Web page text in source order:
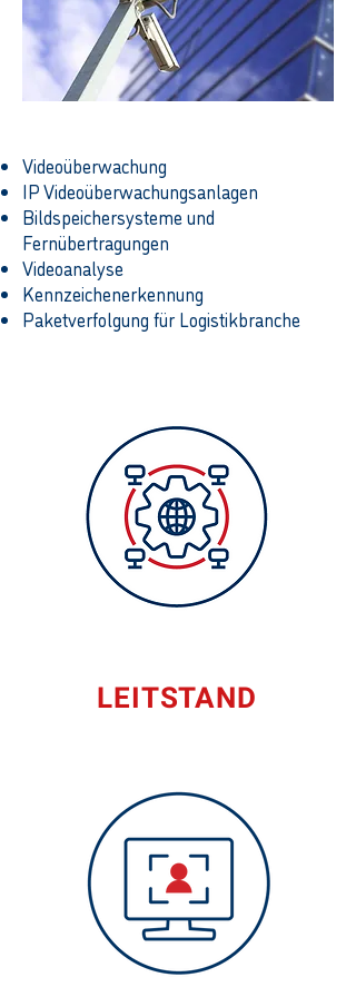
Videoüberwachung
IP Videoüberwachungsanlagen
Bildspeichersysteme und
Fernübertragungen
Videoanalyse
Kennzeichenerkennung
Paketverfolgung für Logistikbranche
LEITSTAND